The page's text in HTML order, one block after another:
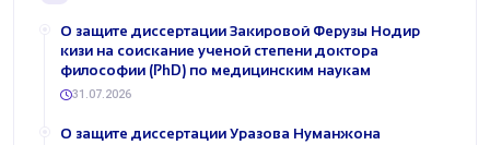
О защите диссертации Закировой Ферузы Нодир
кизи на соискание ученой степени доктора
философии (PhD) по медицинским наукам
31.07.2026
О защите диссертации Уразова Нуманжона